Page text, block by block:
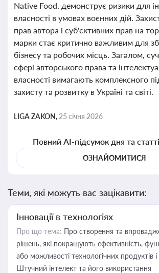
Native Food, демонструє ризики для
власності в умовах воєнних дій.
прав автора і суб'єктивних прав на
марки стає критично важливим для
бізнесу та робочих місць. Загалом,
сфері авторського права та
власності вимагають комплексного
захисту та розвитку в Україні та світі.
LIGA ZAKON, 25 січня 2026
Повний AI-підсумок дня та
ОЗНАЙОМИТИСЯ
Теми, які можуть вас зацікавити:
Інновації в технологіях
Про що тема: Про створення та
рішень, які покращують ефективність,
або можливості технологічних продуктів і
Штучний інтелект та його використання